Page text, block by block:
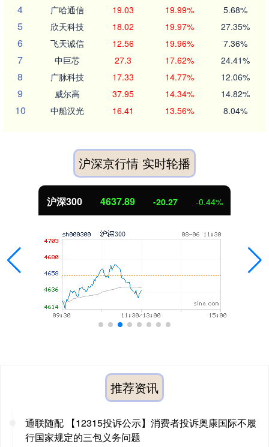
4 广哈通信 19.03 19.99% 5.68%
5 欣天科技 18.02 19.97% 27.35%
6 飞天诚信 12.56 19.96% 7.36%
7 中巨芯 27.3 17.62% 24.41%
8 广脉科技 17.33 14.77% 12.06%
9 威尔高 37.95 14.34% 14.82%
10 中船汉光 16.41 13.56% 8.04%
沪深京行情 实时轮播
北证50 1115.17 -4.29 -0.38%
推荐资讯
通联随配 【12315投诉公示】消费者投诉奥康国际不履
行国家规定的三包义务问题